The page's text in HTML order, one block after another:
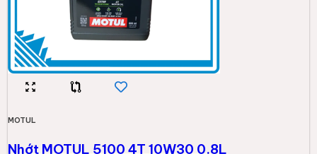
MOTUL
Nhớt MOTUL 5100 4T 10W30 0.8L